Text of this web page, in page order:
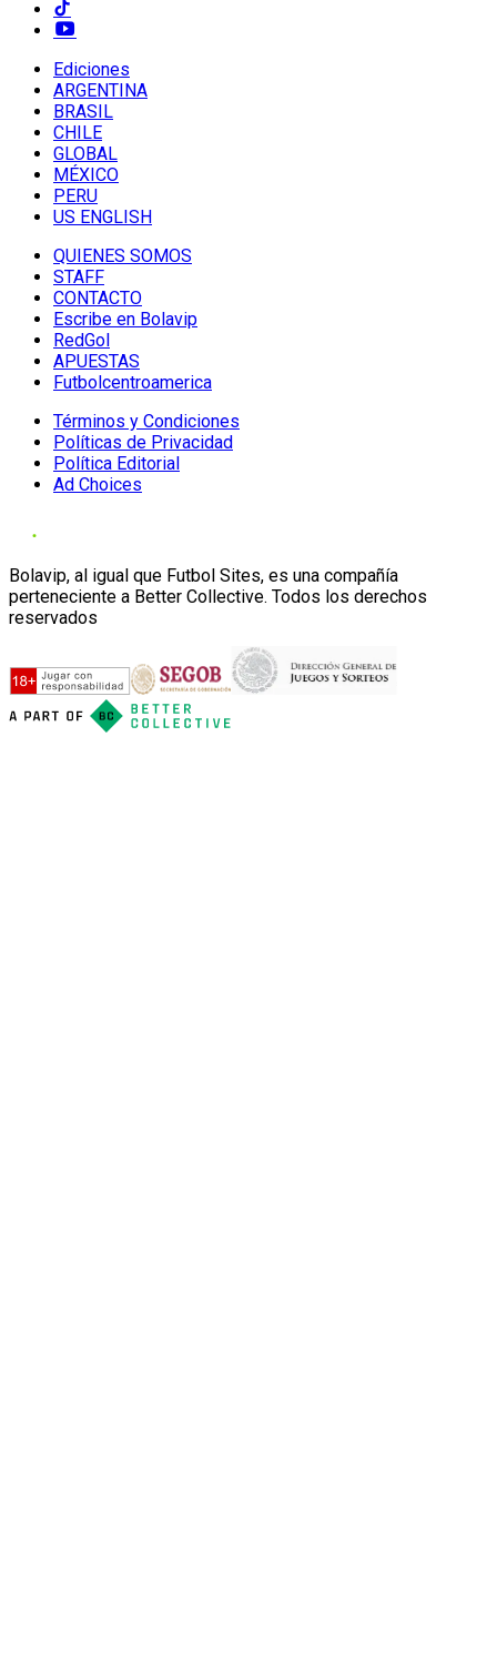
Ediciones
ARGENTINA
BRASIL
CHILE
GLOBAL
MÉXICO
PERU
US ENGLISH
QUIENES SOMOS
STAFF
CONTACTO
Escribe en Bolavip
RedGol
APUESTAS
Futbolcentroamerica
Términos y Condiciones
Políticas de Privacidad
Política Editorial
Ad Choices
Bolavip, al igual que Futbol Sites, es una compañía
perteneciente a Better Collective. Todos los derechos
reservados